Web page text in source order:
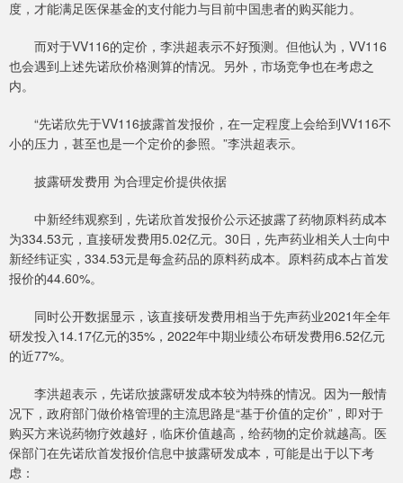
度，才能满足医保基金的支付能力与目前中国患者的购买能力。
而对于VV116的定价，李洪超表示不好预测。但他认为，VV116
也会遇到上述先诺欣价格测算的情况。另外，市场竞争也在考虑之
内。
“先诺欣先于VV116披露首发报价，在一定程度上会给到VV116不
小的压力，甚至也是一个定价的参照。”李洪超表示。
披露研发费用 为合理定价提供依据
中新经纬观察到，先诺欣首发报价公示还披露了药物原料药成本
为334.53元，直接研发费用5.02亿元。30日，先声药业相关人士向中
新经纬证实，334.53元是每盒药品的原料药成本。原料药成本占首发
报价的44.60%。
同时公开数据显示，该直接研发费用相当于先声药业2021年全年
研发投入14.17亿元的35%，2022年中期业绩公布研发费用6.52亿元
的近77%。
李洪超表示，先诺欣披露研发成本较为特殊的情况。因为一般情
况下，政府部门做价格管理的主流思路是“基于价值的定价”，即对于
购买方来说药物疗效越好，临床价值越高，给药物的定价就越高。医
保部门在先诺欣首发报价信息中披露研发成本，可能是出于以下考
虑：